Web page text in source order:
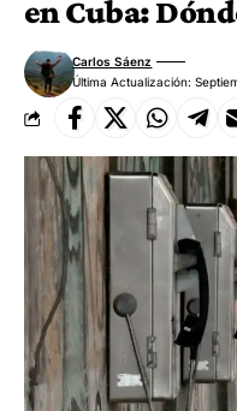
en Cuba:
Última Actualización:
Carlos Sáenz